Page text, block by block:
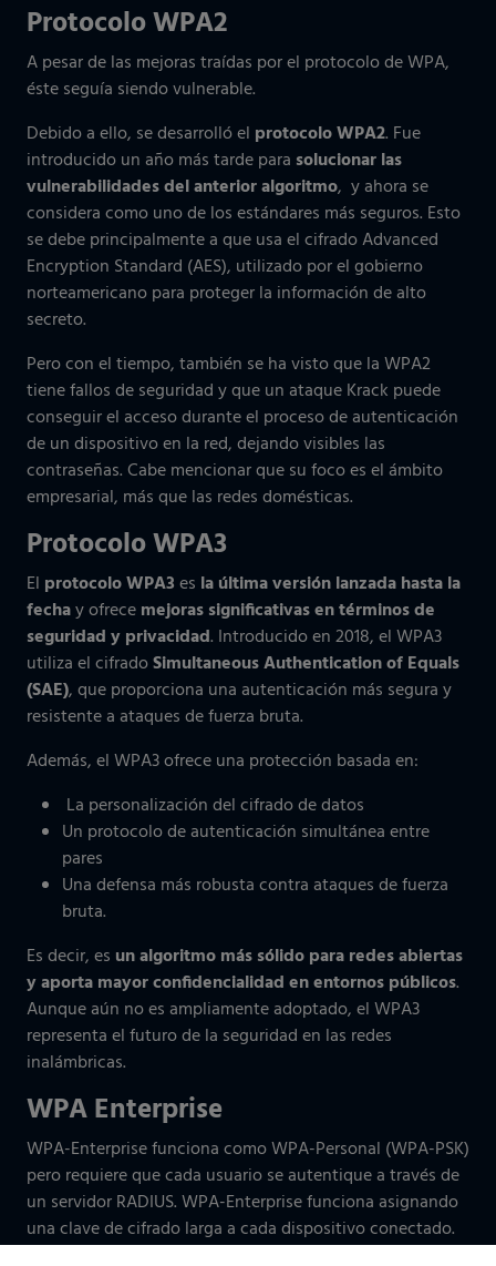
Protocolo WPA2
A pesar de las mejoras traídas por el protocolo de WPA,
éste seguía siendo vulnerable.
Debido a ello, se desarrolló el protocolo WPA2. Fue
introducido un año más tarde para solucionar las
vulnerabilidades del anterior algoritmo, y ahora se
considera como uno de los estándares más seguros. Esto
se debe principalmente a que usa el cifrado Advanced
Encryption Standard (AES), utilizado por el gobierno
norteamericano para proteger la información de alto
secreto.
Pero con el tiempo, también se ha visto que la WPA2
tiene fallos de seguridad y que un ataque Krack puede
conseguir el acceso durante el proceso de autenticación
de un dispositivo en la red, dejando visibles las
contraseñas. Cabe mencionar que su foco es el ámbito
empresarial, más que las redes domésticas.
Protocolo WPA3
El protocolo WPA3es la última versión lanzada hasta la
fechay ofrecemejoras significativas en términos de
seguridad y privacidad. Introducido en 2018, el WPA3
utiliza el cifradoSimultaneous Authentication of Equals
(SAE), que proporciona una autenticación más segura y
resistente a ataques de fuerza bruta.
Además, el WPA3 ofrece una protección basada en:
La personalización del cifrado de datos
Un protocolo de autenticación simultánea entre
pares
Una defensa más robusta contra ataques de fuerza
bruta.
Es decir, es un algoritmo más sólido para redes abiertas
y aporta mayor confidencialidad en entornos públicos.
Aunque aún no es ampliamente adoptado, el WPA3
representa el futuro de la seguridad en las redes
inalámbricas.
WPA Enterprise
WPA-Enterprise funciona como WPA-Personal (WPA-PSK)
pero requiere que cada usuario se autentique a través de
un servidor RADIUS. WPA-Enterprise funciona asignando
una clave de cifrado larga a cada dispositivo conectado.